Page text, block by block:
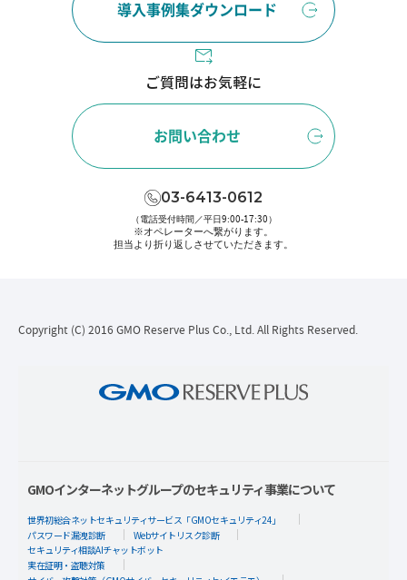
導入事例集ダウンロード
ご質問はお気軽に
お問い合わせ
03-6413-0612
（電話受付時間／平日9:00-17:30）
※オペレーターへ繋がります。
担当より折り返しさせていただきます。
Copyright (C) 2016 GMO Reserve Plus Co., Ltd. All Rights Reserved.
GMOインターネットグループのセキュリティ事業について
世界初総合ネットセキュリティサービス「GMOセキュリティ24」
パスワード漏洩診断
Webサイトリスク診断
セキュリティ相談AIチャットボット
実在証明・盗聴対策